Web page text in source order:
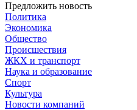
Предложить новость
Политика
Экономика
Общество
Происшествия
ЖКХ и транспорт
Наука и образование
Спорт
Культура
Новости компаний